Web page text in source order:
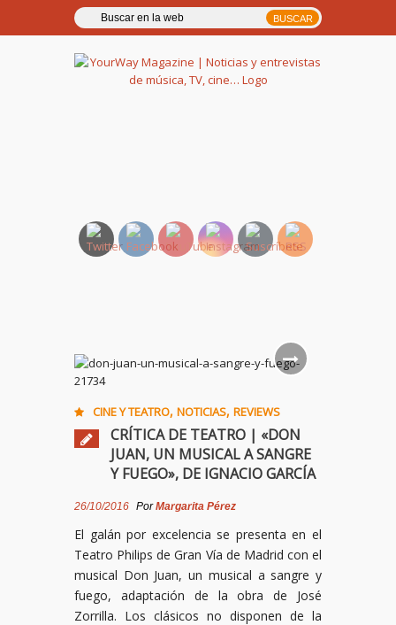
CINE Y TEATRO, NOTICIAS, REVIEWS
CRÍTICA DE TEATRO | «DON
JUAN, UN MUSICAL A SANGRE
Y FUEGO», DE IGNACIO GARCÍA
26/10/2016 PorMargarita Pérez
El galán por excelencia se presenta en el
Teatro Philips de Gran Vía de Madrid con el
musical Don Juan, un musical a sangre y
fuego, adaptación de la obra de José
Zorrilla. Los clásicos no disponen de la